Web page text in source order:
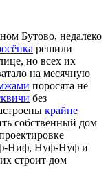
Бутово, недалеко
решили
но всех их
на месячную
поросята не
без
крайне
собственный дом
Ниф, Нуф-Нуф и
строит дом